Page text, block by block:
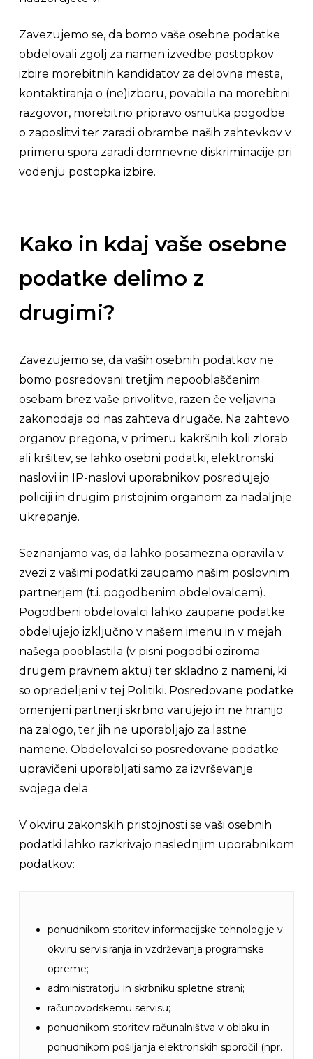
Zavezujemo se, da bomo vaše osebne podatke
obdelovali zgolj za namen izvedbe postopkov
izbire morebitnih kandidatov za delovna mesta,
kontaktiranja o (ne)izboru, povabila na morebitni
razgovor, morebitno pripravo osnutka pogodbe
o zaposlitvi ter zaradi obrambe naših zahtevkov v
primeru spora zaradi domnevne diskriminacije pri
vodenju postopka izbire.
Kako in kdaj vaše osebne
podatke delimo z
drugimi?
Zavezujemo se, da vaših osebnih podatkov ne
bomo posredovani tretjim nepooblaščenim
osebam brez vaše privolitve, razen če veljavna
zakonodaja od nas zahteva drugače. Na zahtevo
organov pregona, v primeru kakršnih koli zlorab
ali kršitev, se lahko osebni podatki, elektronski
naslovi in IP-naslovi uporabnikov posredujejo
policiji in drugim pristojnim organom za nadaljnje
ukrepanje.
Seznanjamo vas, da lahko posamezna opravila v
zvezi z vašimi podatki zaupamo našim poslovnim
partnerjem (t.i. pogodbenim obdelovalcem).
Pogodbeni obdelovalci lahko zaupane podatke
obdelujejo izključno v našem imenu in v mejah
našega pooblastila (v pisni pogodbi oziroma
drugem pravnem aktu) ter skladno z nameni, ki
so opredeljeni v tej Politiki. Posredovane podatke
omenjeni partnerji skrbno varujejo in ne hranijo
na zalogo, ter jih ne uporabljajo za lastne
namene. Obdelovalci so posredovane podatke
upravičeni uporabljati samo za izvrševanje
svojega dela.
V okviru zakonskih pristojnosti se vaši osebnih
podatki lahko razkrivajo naslednjim uporabnikom
podatkov:
ponudnikom storitev informacijske tehnologije v
okviru servisiranja in vzdrževanja programske
opreme;
administratorju in skrbniku spletne strani;
računovodskemu servisu;
ponudnikom storitev računalništva v oblaku in
ponudnikom pošiljanja elektronskih sporočil (npr.